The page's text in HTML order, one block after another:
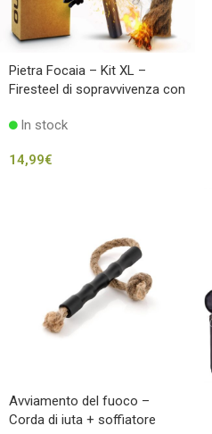
Pietra Focaia – Kit XL –
Firesteel di sopravvivenza con
In stock
14,99€
Avviamento del fuoco –
Corda di iuta + soffiatore